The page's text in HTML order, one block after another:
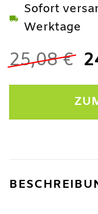
25,08€
Sofort
Werktage